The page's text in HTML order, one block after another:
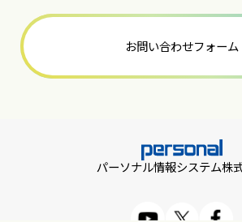
お問い合わせフォーム
パーソナル情報システム株